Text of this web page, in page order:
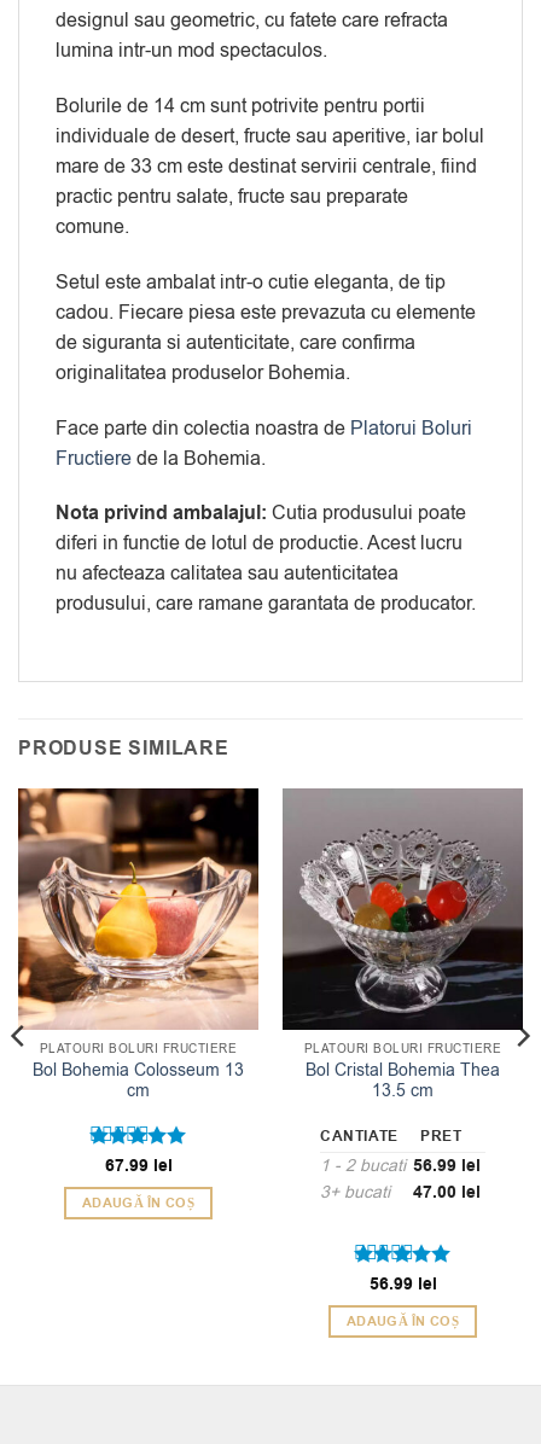
designul sau geometric, cu fatete care refracta
lumina intr-un mod spectaculos.
Bolurile de 14 cm sunt potrivite pentru portii
individuale de desert, fructe sau aperitive, iar bolul
mare de 33 cm este destinat servirii centrale, fiind
practic pentru salate, fructe sau preparate
comune.
Setul este ambalat intr-o cutie eleganta, de tip
cadou. Fiecare piesa este prevazuta cu elemente
de siguranta si autenticitate, care confirma
originalitatea produselor Bohemia.
Face parte din colectia noastra de Platorui Boluri
Fructierede la Bohemia.
Nota privind ambalajul: Cutia produsului poate
diferi in functie de lotul de productie. Acest lucru
nu afecteaza calitatea sau autenticitatea
produsului, care ramane garantata de producator.
PRODUSE SIMILARE
PLATOURI BOLURI FRUCTIERE
Bol Bohemia Colosseum 13
cm
Evaluat la
5din 5
67.99 lei
ADAUGĂ ÎN COȘ
PLATOURI BOLURI FRUCTIERE
Bol Cristal Bohemia Thea
13.5 cm
CANTIATE PRET
1 - 2 bucati 56.99 lei
3+ bucati 47.00 lei
Evaluat la
5din 5
56.99 lei
ADAUGĂ ÎN COȘ